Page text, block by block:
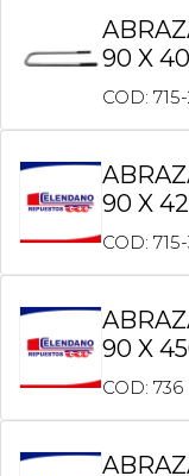
90 X
COD:
90 X
COD:
90 X
COD: 736